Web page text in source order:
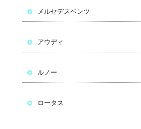
メルセデスベンツ
アウディ
ルノー
ロータス